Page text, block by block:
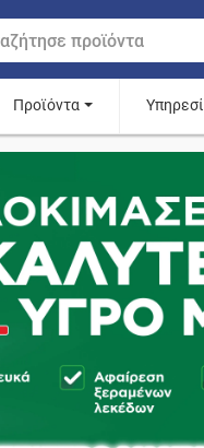
Προϊόντα